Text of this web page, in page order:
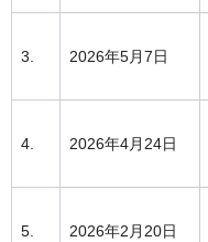
3. 2026年5月7日
4. 2026年4月24日
5. 2026年2月20日